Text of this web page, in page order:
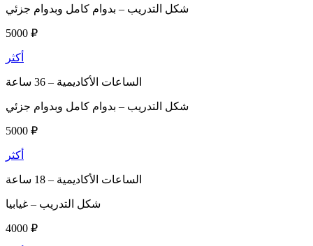
شكل التدريب – بدوام كامل وبدوام جزئي
5000 ₽
أكثر
الساعات الأكاديمية –
شكل التدريب – بدوام كامل وبدوام جزئي
5000 ₽
أكثر
الساعات الأكاديمية –
شكل التدريب – غيابيا
4000 ₽